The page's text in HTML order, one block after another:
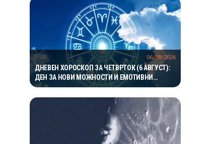
ДНЕВЕН ХОРОСКОП ЗА ЧЕТВРТОК (6 АВГУСТ):
ДЕН ЗА НОВИ МОЖНОСТИ И ЕМОТИВНИ
ПРЕСВРТИ
06/08/2026